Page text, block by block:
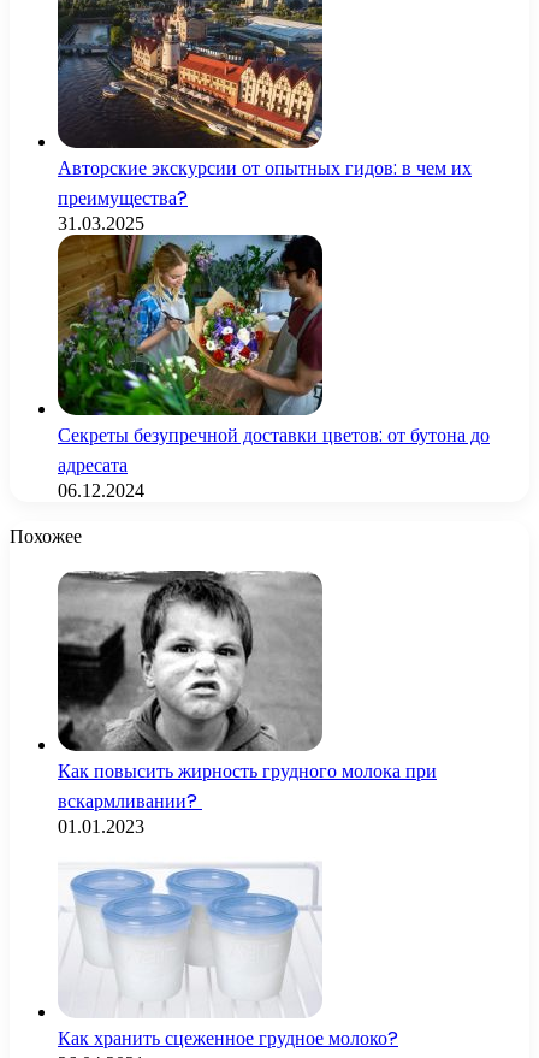
Авторские экскурсии от опытных гидов: в чем их
преимущества?
31.03.2025
Секреты безупречной доставки цветов: от бутона до
адресата
06.12.2024
Похожее
Как повысить жирность грудного молока при
вскармливании?
01.01.2023
Как хранить сцеженное грудное молоко?